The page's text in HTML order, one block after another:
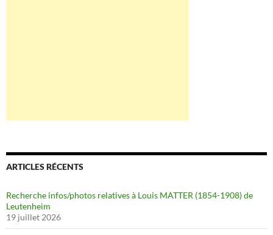
ARTICLES RÉCENTS
Recherche infos/photos relatives à Louis MATTER (1854-1908) de
Leutenheim
19 juillet 2026